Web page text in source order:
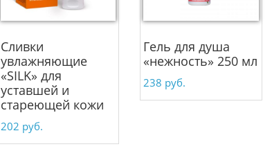
Сливки
увлажняющие
«SILK» для
уставшей и
стареющей кожи
202 руб.
Гель для душа
«нежность» 250 мл
238 руб.